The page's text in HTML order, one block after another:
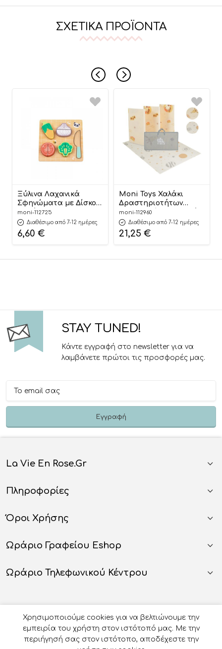
ΣΧΕΤΙΚΆ ΠΡΟΪΌΝΤΑ
Ξύλινα Λαχανικά
Σφηνώματα με Δίσκο
Κοπής HP020
6976831551445 12m+ – Hi
Pando
moni-112725
Διαθέσιμο από 7-12 ημέρες
6,60 €
Moni Toys Χαλάκι
Δραστηριοτήτων
Αναδιπλούμενο Διπλής
Όψης (150×200εκ) XPE
Vast Planet
3801005603046
moni-112960
Διαθέσιμο από 7-12 ημέρες
21,25 €
STAY TUNED!
Κάντε εγγραφή στο newsletter για να
λαμβάνετε πρώτοι τις προσφορές μας.
La Vie En Rose.gr
Πληροφορίες
Όροι Χρήσης
Ωράριο Γραφείου Eshop
Ωράριο Τηλεφωνικού Κέντρου
Χρησιμοποιούμε cookies για να βελτιώνουμε την
εμπειρία του χρήστη στον ιστότοπό μας. Με την
περιήγησή σας στον ιστότοπο, αποδέχεστε την